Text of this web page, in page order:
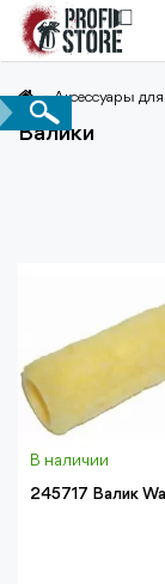
Аксессуары для
Валики
В наличии
245717 Валик